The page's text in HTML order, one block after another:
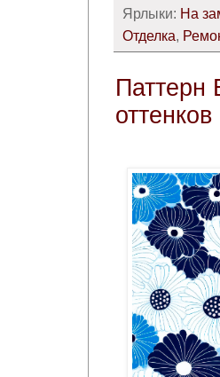
Ярлыки: На
Отделка,
Паттерн